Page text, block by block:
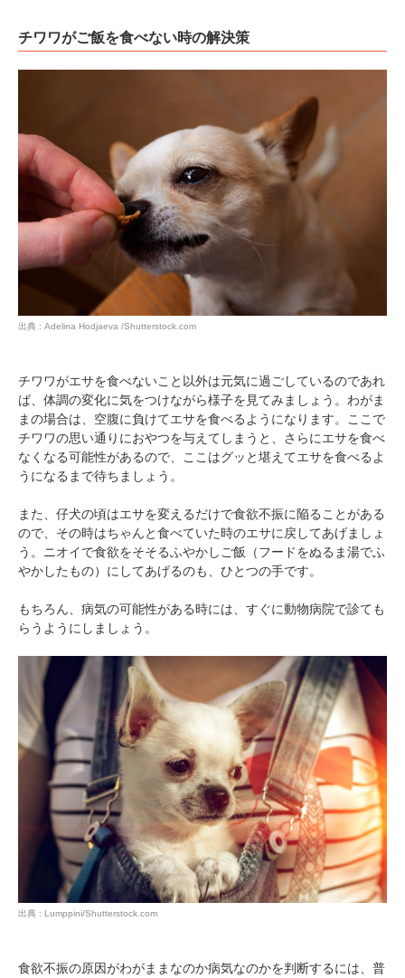
チワワがご飯を食べない時の解決策
出典 : Adelina Hodjaeva /Shutterstock.com
チワワがエサを食べないこと以外は元気に過ごしているのであれ
ば、体調の変化に気をつけながら様子を見てみましょう。わがま
まの場合は、空腹に負けてエサを食べるようになります。ここで
チワワの思い通りにおやつを与えてしまうと、さらにエサを食べ
なくなる可能性があるので、ここはグッと堪えてエサを食べるよ
うになるまで待ちましょう。
また、仔犬の頃はエサを変えるだけで食欲不振に陥ることがある
ので、その時はちゃんと食べていた時のエサに戻してあげましょ
う。ニオイで食欲をそそるふやかしご飯（フードをぬるま湯でふ
やかしたもの）にしてあげるのも、ひとつの手です。
もちろん、病気の可能性がある時には、すぐに動物病院で診ても
らうようにしましょう。
出典 : Lumppini/Shutterstock.com
食欲不振の原因がわがままなのか病気なのかを判断するには、普
pecodogs
いぬ部をフォロー
pecocats
ねこ部をフォロー
アプリをダウンロードする